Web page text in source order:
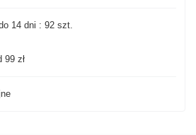
14 dni : 92 szt.
99 zł